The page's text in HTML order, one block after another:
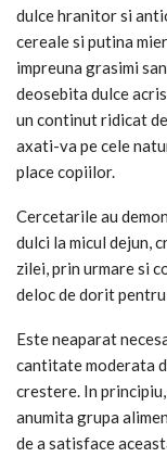
dulce hranitor si
cereale si putina
impreuna grasimi
deosebita dulce
un continut ridicat
axati-va pe cele
place copiilor.
Cercetarile au
dulci la micul dejun,
zilei, prin urmare si
deloc de dorit
Este neaparat
cantitate moderata
crestere. In
anumita grupa
de a satisface